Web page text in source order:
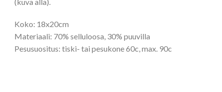
Koko: 18x20cm
Materiaali: 70% selluloosa, 30% puuvilla
Pesusuositus: tiski- tai pesukone 60c, max. 90c